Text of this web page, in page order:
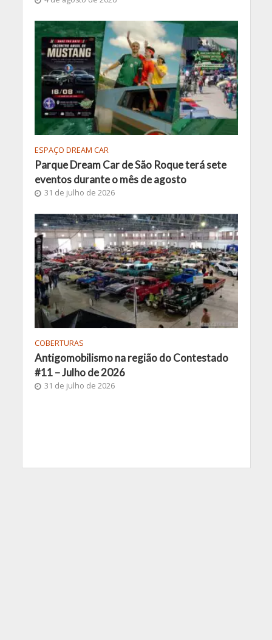
ESPAÇO DREAM CAR
Parque Dream Car de São Roque terá sete
eventos durante o mês de agosto
31 de julho de 2026
COBERTURAS
Antigomobilismo na região do Contestado
#11 – Julho de 2026
31 de julho de 2026